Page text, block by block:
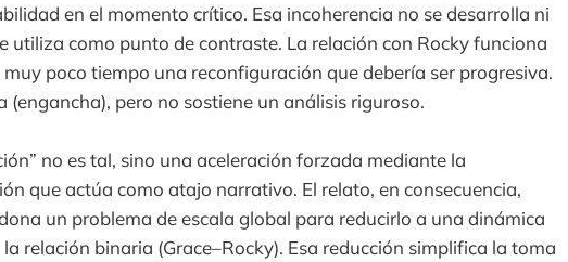
en el momento crítico. Esa incoherencia no se desarrolla ni
utiliza como punto de contraste. La relación con Rocky funciona
poco tiempo una reconfiguración que debería ser progresiva.
(engancha), pero no sostiene un análisis riguroso.
no es tal, sino una aceleración forzada mediante la
que actúa como atajo narrativo. El relato, en consecuencia,
un problema de escala global para reducirlo a una dinámica
relación binaria (Grace–Rocky). Esa reducción simplifica la toma